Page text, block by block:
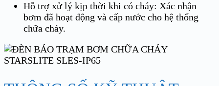
Hỗ trợ xử lý kịp thời khi có cháy: Xác nhận
bơm đã hoạt động và cấp nước cho hệ thống
chữa cháy.